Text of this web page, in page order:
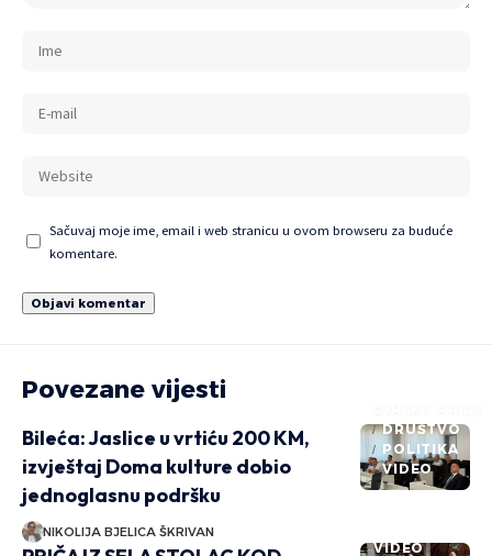
Sačuvaj moje ime, email i web stranicu u ovom browseru za buduće
komentare.
Povezane vijesti
DRUŠTVO
POLITIKA
VIDEO
Bileća: Jaslice u vrtiću 200 KM,
izvještaj Doma kulture dobio
jednoglasnu podršku
NIKOLIJA BJELICA ŠKRIVAN
VIDEO